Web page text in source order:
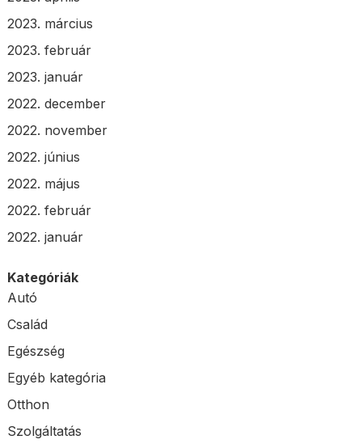
2023. március
2023. február
2023. január
2022. december
2022. november
2022. június
2022. május
2022. február
2022. január
Kategóriák
Autó
Család
Egészség
Egyéb kategória
Otthon
Szolgáltatás